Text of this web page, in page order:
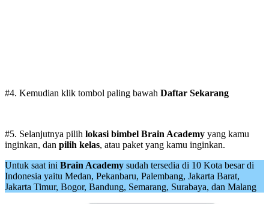
#4. Kemudian klik tombol paling bawah Daftar Sekarang
#5. Selanjutnya pilih lokasi bimbel Brain Academy yang kamu
inginkan, dan pilih kelas, atau paket yang kamu inginkan.
Untuk saat ini Brain Academy sudah tersedia di 10 Kota besar di
Indonesia yaitu Medan, Pekanbaru, Palembang, Jakarta Barat,
Jakarta Timur, Bogor, Bandung, Semarang, Surabaya, dan Malang